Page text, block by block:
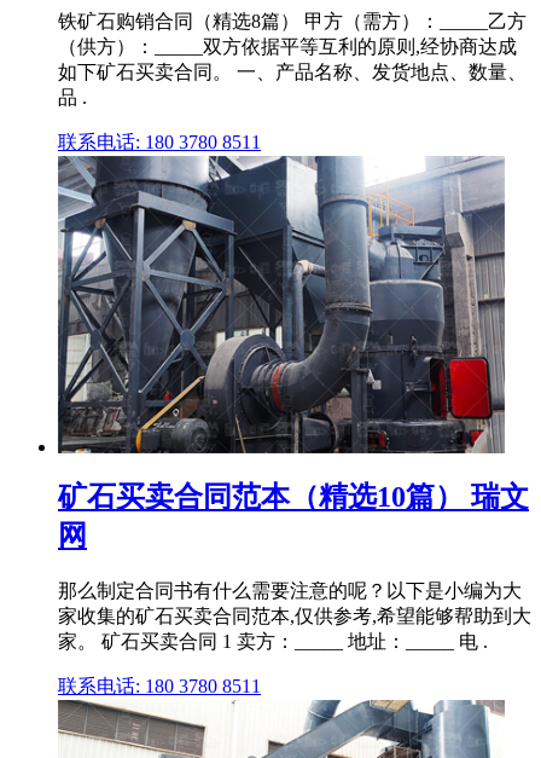
铁矿石购销合同（精选8篇） 甲方（需方）：_____乙方
（供方）：_____双方依据平等互利的原则,经协商达成
如下矿石买卖合同。 一、产品名称、发货地点、数量、
品 .
联系电话: 180 3780 8511
矿石买卖合同范本（精选10篇） 瑞文
网
那么制定合同书有什么需要注意的呢？以下是小编为大
家收集的矿石买卖合同范本,仅供参考,希望能够帮助到大
家。 矿石买卖合同 1 卖方：_____ 地址：_____ 电 .
联系电话: 180 3780 8511